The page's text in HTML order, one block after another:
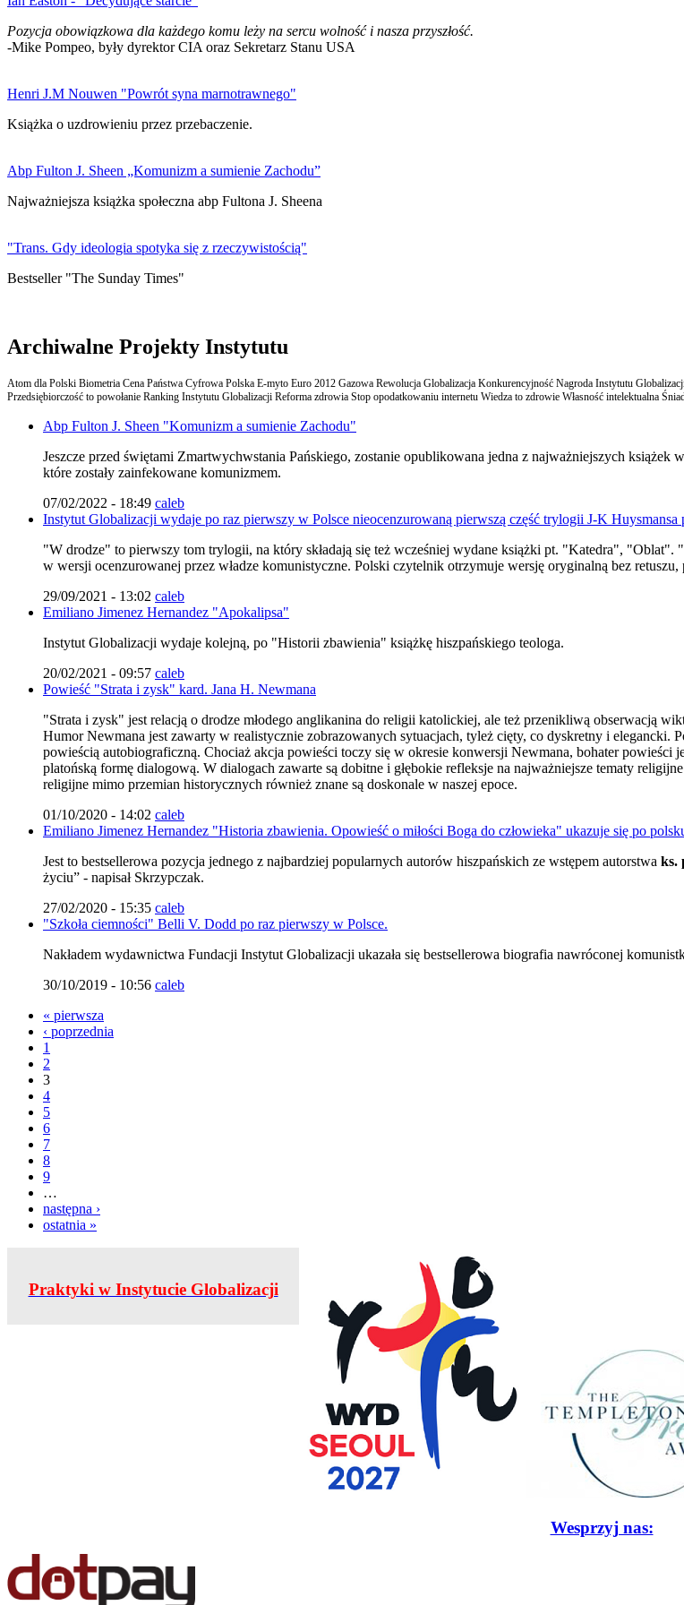
Pozycja obowiązkowa dla każdego komu leży na sercu wolność i nasza przyszłość.
-Mike Pompeo, były dyrektor CIA oraz Sekretarz Stanu USA
Henri J.M Nouwen "Powrót syna marnotrawnego"
Książka o uzdrowieniu przez przebaczenie.
Abp Fulton J. Sheen „Komunizm a sumienie Zachodu”
Najważniejsza książka społeczna abp Fultona J. Sheena
"Trans. Gdy ideologia spotyka się z rzeczywistością"
Bestseller "The Sunday Times"
Archiwalne Projekty Instytutu
Atom dla Polski Biometria Cena Państwa Cyfrowa Polska E-myto Euro 2012 Gazowa Rewolucja Globalizacja Konkurencyjność Nagroda Instytutu
Przedsiębiorczość to powołanie Ranking Instytutu Globalizacji Reforma zdrowia Stop opodatkowaniu internetu Wiedza to zdrowie Własność intelektualna
Abp Fulton J. Sheen "Komunizm a sumienie Zachodu"
Jeszcze przed świętami Zmartwychwstania Pańskiego, zostanie opublikowana jedna z najważniejszych
które zostały zainfekowane komunizmem.
07/02/2022 - 18:49 caleb
Instytut Globalizacji wydaje po raz pierwszy w Polsce nieocenzurowaną pierwszą część trylogii J-K
"W drodze" to pierwszy tom trylogii, na który składają się też wcześniej wydane książki pt. "Katedra", "Oblat".
w wersji ocenzurowanej przez władze komunistyczne. Polski czytelnik otrzymuje wersję oryginalną bez retuszu,
29/09/2021 - 13:02 caleb
Emiliano Jimenez Hernandez "Apokalipsa"
Instytut Globalizacji wydaje kolejną, po "Historii zbawienia" książkę hiszpańskiego teologa.
20/02/2021 - 09:57 caleb
Powieść "Strata i zysk" kard. Jana H. Newmana
"Strata i zysk" jest relacją o drodze młodego anglikanina do religii katolickiej, ale też przenikliwą obserwacją
Humor Newmana jest zawarty w realistycznie zobrazowanych sytuacjach, tyleż cięty, co dyskretny i
powieścią autobiograficzną. Chociaż akcja powieści toczy się w okresie konwersji Newmana, bohater powieści
platońską formę dialogową. W dialogach zawarte są dobitne i głębokie refleksje na najważniejsze tematy
religijne mimo przemian historycznych również znane są doskonale w naszej epoce.
01/10/2020 - 14:02 caleb
Emiliano Jimenez Hernandez "Historia zbawienia. Opowieść o miłości Boga do człowieka" ukazuje się po
Jest to bestsellerowa pozycja jednego z najbardziej popularnych autorów hiszpańskich ze wstępem autorstwa ks.
życiu” - napisał Skrzypczak.
27/02/2020 - 15:35 caleb
"Szkoła ciemności" Belli V. Dodd po raz pierwszy w Polsce.
Nakładem wydawnictwa Fundacji Instytut Globalizacji ukazała się bestsellerowa biografia nawróconej
30/10/2019 - 10:56 caleb
« pierwsza
‹ poprzednia
1
2
3
4
5
6
7
8
9
…
następna ›
ostatnia »
Praktyki w Instytucie Globalizacji
Wesprzyj nas: